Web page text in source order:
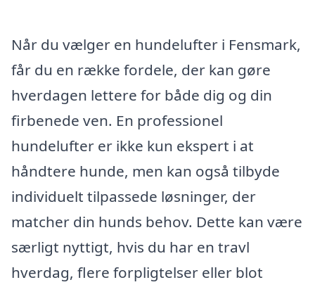
Når du vælger en hundelufter i Fensmark,
får du en række fordele, der kan gøre
hverdagen lettere for både dig og din
firbenede ven. En professionel
hundelufter er ikke kun ekspert i at
håndtere hunde, men kan også tilbyde
individuelt tilpassede løsninger, der
matcher din hunds behov. Dette kan være
særligt nyttigt, hvis du har en travl
hverdag, flere forpligtelser eller blot